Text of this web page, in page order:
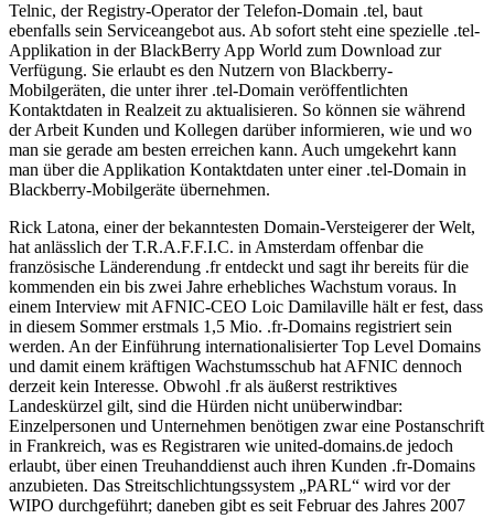
Telnic, der Registry-Operator der Telefon-Domain .tel, baut
ebenfalls sein Serviceangebot aus. Ab sofort steht eine spezielle .tel-
Applikation in der BlackBerry App World zum Download zur
Verfügung. Sie erlaubt es den Nutzern von Blackberry-
Mobilgeräten, die unter ihrer .tel-Domain veröffentlichten
Kontaktdaten in Realzeit zu aktualisieren. So können sie während
der Arbeit Kunden und Kollegen darüber informieren, wie und wo
man sie gerade am besten erreichen kann. Auch umgekehrt kann
man über die Applikation Kontaktdaten unter einer .tel-Domain in
Blackberry-Mobilgeräte übernehmen.
Rick Latona, einer der bekanntesten Domain-Versteigerer der Welt,
hat anlässlich der T.R.A.F.F.I.C. in Amsterdam offenbar die
französische Länderendung .fr entdeckt und sagt ihr bereits für die
kommenden ein bis zwei Jahre erhebliches Wachstum voraus. In
einem Interview mit AFNIC-CEO Loic Damilaville hält er fest, dass
in diesem Sommer erstmals 1,5 Mio. .fr-Domains registriert sein
werden. An der Einführung internationalisierter Top Level Domains
und damit einem kräftigen Wachstumsschub hat AFNIC dennoch
derzeit kein Interesse. Obwohl .fr als äußerst restriktives
Landeskürzel gilt, sind die Hürden nicht unüberwindbar:
Einzelpersonen und Unternehmen benötigen zwar eine Postanschrift
in Frankreich, was es Registraren wie united-domains.de jedoch
erlaubt, über einen Treuhanddienst auch ihren Kunden .fr-Domains
anzubieten. Das Streitschlichtungssystem „PARL“ wird vor der
WIPO durchgeführt; daneben gibt es seit Februar des Jahres 2007